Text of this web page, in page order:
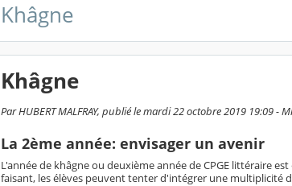
Khâgne
Khâgne
Par HUBERT MALFRAY, publié le mardi 22 octobre 2019 19:09 -
La 2ème année: envisager un avenir
L'année de khâgne ou deuxième année de CPGE littéraire
faisant, les élèves peuvent tenter d'intégrer une multiplicité